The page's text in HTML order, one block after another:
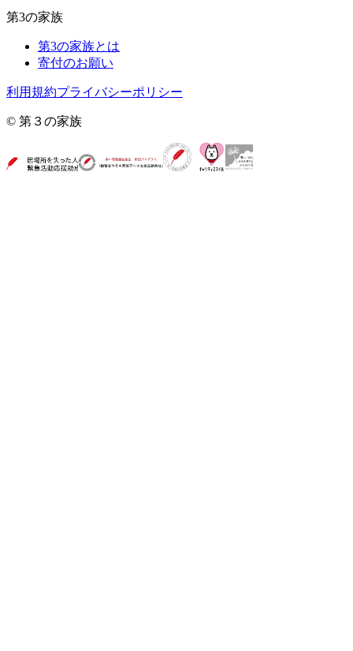
第3の家族
第3の家族とは
寄付のお願い
利用規約プライバシーポリシー
© 第３の家族